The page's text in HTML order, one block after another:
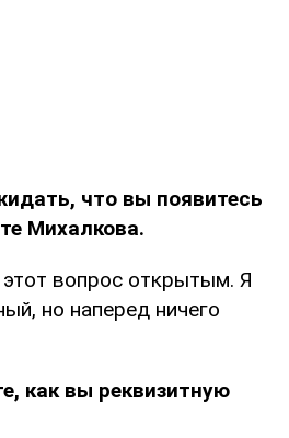
что вы появитесь
Михалкова.
вопрос открытым. Я
но наперед ничего
как вы реквизитную